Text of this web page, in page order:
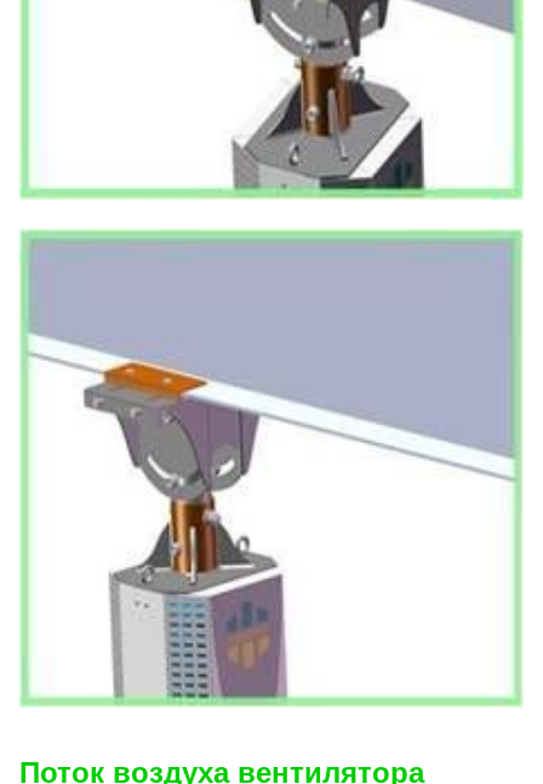
Поток воздуха вентилятора